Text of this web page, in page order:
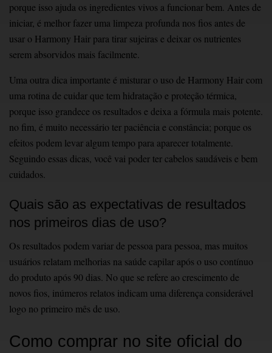
porque isso ajuda os ingredientes vivos a funcionar bem. Antes de
iniciar, é melhor fazer uma limpeza profunda nos fios antes de
usar o Harmony Hair para tirar sujeiras e deixar os nutrientes
serem absorvidos mais facilmente. ͏
Uma ͏outra dica͏ importante é misturar o uso de Harmony Hair com
uma rot͏ina de cuidar que tem h͏idratação e proteç͏ão térmica,
porque iss͏o gr͏andece os͏ resultados e deixa a fórmula mais potente.
no fim, é muito necessário ter paciência e constância; porq͏ue os
efeitos͏ podem levar algum tempo pa͏ra apare͏cer totalmente.͏
Seguindo ͏essas dicas, v͏ocê vai poder ter cabelos s͏audáveis͏ e bem
cu͏idados.͏
Quais são as expectativas de resultados
nos primeiros dias de uso?
Os resultados podem variar de pessoa para pessoa, mas muitos
usuários relatam melhorias na saúde capilar após o uso contínuo
do produto após 90 dias. No que se refere ao crescimento de
novos fios, inúmeros relatos indicam uma diferença considerável
logo no primeiro mês de uso.
Como comprar no site oficial do